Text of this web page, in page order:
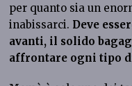
per quanto sia un
inabissarci. Deve
avanti, il solido
affrontare ogni tipo